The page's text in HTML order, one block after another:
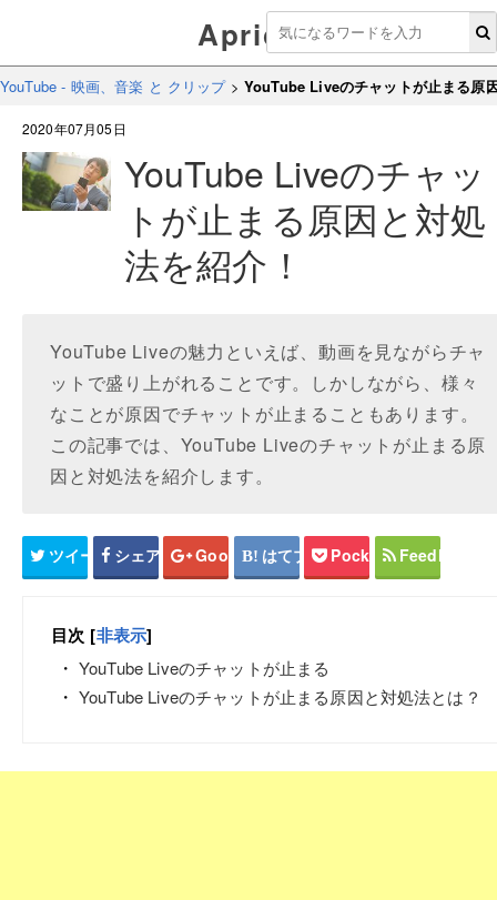
Aprico
YouTube - 映画、音楽 と クリップ>YouTube Liveのチャットが止まる原
2020年07月05日
YouTube Liveのチャッ
トが止まる原因と対処
法を紹介！
YouTube Liveの魅力といえば、動画を見ながらチャ
ットで盛り上がれることです。しかしながら、様々
なことが原因でチャットが止まることもあります。
この記事では、YouTube Liveのチャットが止まる原
因と対処法を紹介します。
ツイート シェア Google+ はてブ Pocket Feedly
目次 [非表示]
YouTube Liveのチャットが止まる
YouTube Liveのチャットが止まる原因と対処法とは？